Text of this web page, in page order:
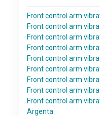
Front control arm
Front control arm
Front control arm
Front control arm
Front control arm
Front control arm
Front control arm
Front control arm
Front control arm
Argenta